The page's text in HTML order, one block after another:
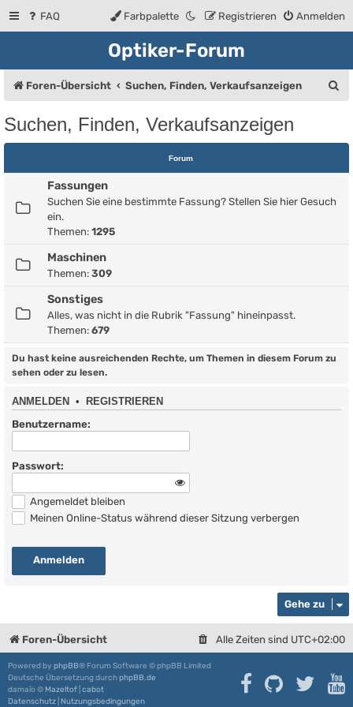
FAQ Anmelden
Registrieren
Farbpalette
Optiker-Forum
Foren-Übersicht Suchen, Finden, Verkaufsanzeigen
e
Suchen, Finden, Verkaufsanzeigen
Forum
Fassungen
Suchen Sie eine bestimmte Fassung? Stellen Sie hier Gesuch
ein.
Themen: 1295
Maschinen
Themen: 309
Sonstiges
Alles, was nicht in die Rubrik "Fassung" hineinpasst.
Themen: 679
Du hast keine ausreichenden Rechte, um Themen in diesem Forum zu
sehen oder zu lesen.
ANMELDEN • REGISTRIEREN
Benutzername:
Passwort:
Angemeldet bleiben
Meinen Online-Status während dieser Sitzung verbergen
Gehe zu
Foren-Übersicht Alle Zeiten sind UTC+02:00
Powered by phpBB® Forum Software © phpBB Limited
Deutsche Übersetzung durchphpBB.de
damaïo © Mazeltof cabot
Datenschutz Nutzungsbedingungen